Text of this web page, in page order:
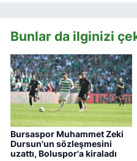
Bunlar da ilginizi
Bursaspor Muhammet Zeki
Dursun'un sözleşmesini
uzattı, Boluspor'a kiraladı